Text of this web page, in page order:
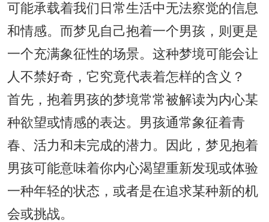
可能承载着我们日常生活中无法察觉的信息
和情感。而梦见自己抱着一个男孩，则更是
一个充满象征性的场景。这种梦境可能会让
人不禁好奇，它究竟代表着怎样的含义？
首先，抱着男孩的梦境常常被解读为内心某
种欲望或情感的表达。男孩通常象征着青
春、活力和未完成的潜力。因此，梦见抱着
男孩可能意味着你内心渴望重新发现或体验
一种年轻的状态，或者是在追求某种新的机
会或挑战。